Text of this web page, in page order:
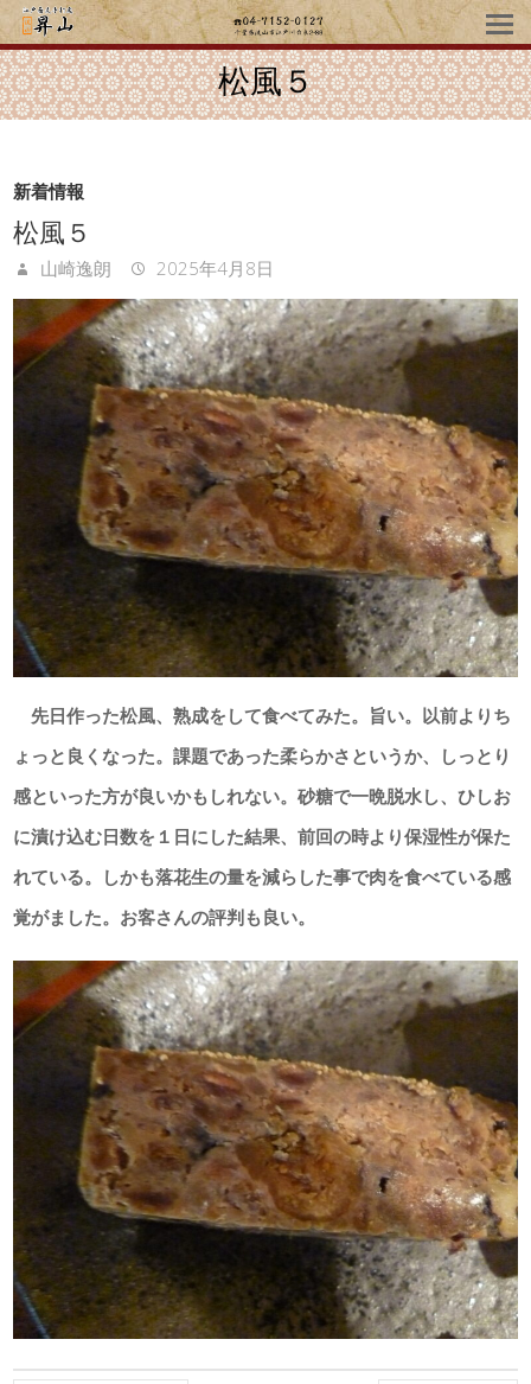
松風５
新着情報
松風５
山崎逸朗 2025年4月8日
先日作った松風、熟成をして食べてみた。旨い。以前よりち
ょっと良くなった。課題であった柔らかさというか、しっとり
感といった方が良いかもしれない。砂糖で一晩脱水し、ひしお
に漬け込む日数を１日にした結果、前回の時より保湿性が保た
れている。しかも落花生の量を減らした事で肉を食べている感
覚がました。お客さんの評判も良い。